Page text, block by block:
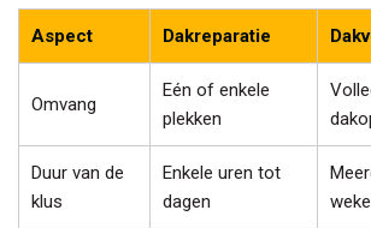
Aspect Dakreparatie
Omvang
Eén of enkele
plekken
Duur van de
klus
Enkele uren tot
dagen